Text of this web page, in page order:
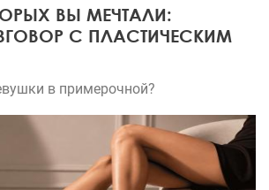
ВЫ МЕЧТАЛИ:
С ПЛАСТИЧЕСКИМ
в примерочной?